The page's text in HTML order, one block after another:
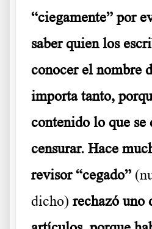
“ciegamente” por
saber quien los
conocer el nombre
importa tanto,
contenido lo que se
censurar. Hace
revisor “cegado”
dicho) rechazó uno